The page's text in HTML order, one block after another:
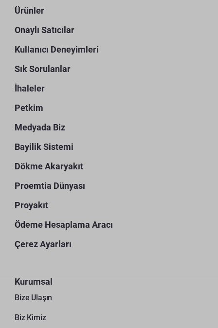
Ürünler
Onaylı Satıcılar
Kullanıcı Deneyimleri
Sık Sorulanlar
İhaleler
Petkim
Medyada Biz
Bayilik Sistemi
Dökme Akaryakıt
Proemtia Dünyası
Proyakıt
Ödeme Hesaplama Aracı
Çerez Ayarları
Kurumsal
Bize Ulaşın
Biz Kimiz